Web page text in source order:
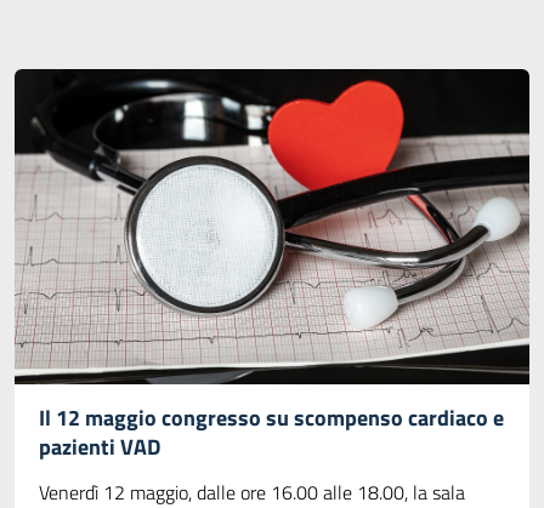
Il 12 maggio congresso su scompenso cardiaco e
pazienti VAD
Venerdì 12 maggio, dalle ore 16.00 alle 18.00, la sala